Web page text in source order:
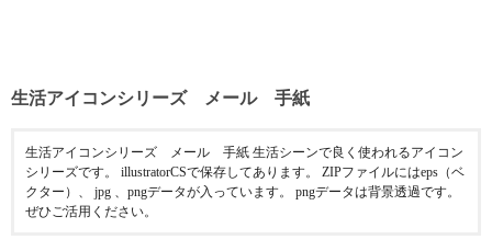
生活アイコンシリーズ メール 手紙
生活アイコンシリーズ メール 手紙 生活シーンで良く使われるアイコン
シリーズです。 illustratorCSで保存してあります。 ZIPファイルにはeps（ベ
クター）、 jpg 、pngデータが入っています。 pngデータは背景透過です。
ぜひご活用ください。